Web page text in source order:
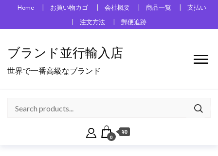
Home お買い物カゴ 会社概要 商品一覧
支払い
注文方法
郵便追跡
ブランド並行輸入店
世界で一番高級なブランド
0
¥0